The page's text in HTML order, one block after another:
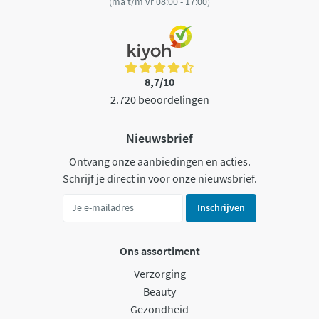
8,7/10
2.720 beoordelingen
Nieuwsbrief
Ontvang onze aanbiedingen en acties.
Schrijf je direct in voor onze nieuwsbrief.
Inschrijven
Ons assortiment
Verzorging
Beauty
Gezondheid